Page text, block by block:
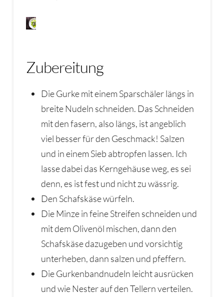
Zubereitung
Die Gurke mit einem Sparschäler längs in
breite Nudeln schneiden. Das Schneiden
mit den fasern, also längs, ist angeblich
viel besser für den Geschmack! Salzen
und in einem Sieb abtropfen lassen. Ich
lasse dabei das Kerngehäuse weg, es sei
denn, es ist fest und nicht zu wässrig.
Den Schafskäse würfeln.
Die Minze in feine Streifen schneiden und
mit dem Olivenöl mischen, dann den
Schafskäse dazugeben und vorsichtig
unterheben, dann salzen und pfeffern.
Die Gurkenbandnudeln leicht ausrücken
und wie Nester auf den Tellern verteilen.